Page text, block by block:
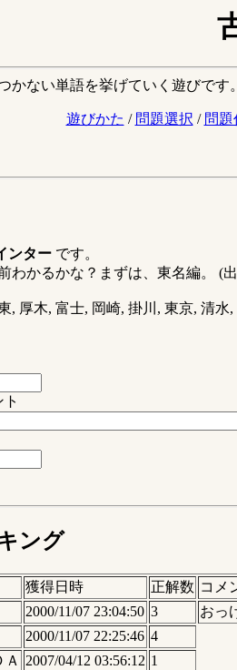
かない単語を挙げていく遊びです
遊びかた / 問題選択 / 問題
ンター です。
わかるかな？まずは、東名編。 (
, 厚木, 富士, 岡崎, 掛川, 東京, 清水
ング
獲得日時 正解数 コメ
2000/11/07 23:04:50 3
おっ
2000/11/07 22:25:46 4
Ａ 2007/04/12 03:56:12 1